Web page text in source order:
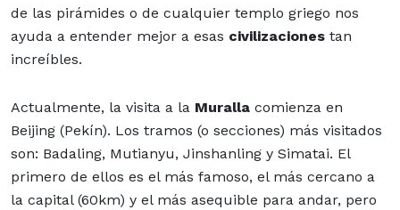
de las pirámides o de cualquier templo griego nos
ayuda a entender mejor a esas civilizaciones tan
increíbles.
Actualmente, la visita a la Muralla comienza en
Beijing (Pekín). Los tramos (o secciones) más visitados
son: Badaling, Mutianyu, Jinshanling y Simatai. El
primero de ellos es el más famoso, el más cercano a
la capital (60km) y el más asequible para andar, pero